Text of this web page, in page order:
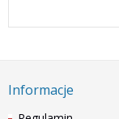
Informacje